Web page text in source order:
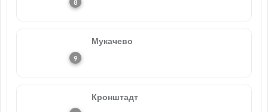
Мукачево
Кронштадт